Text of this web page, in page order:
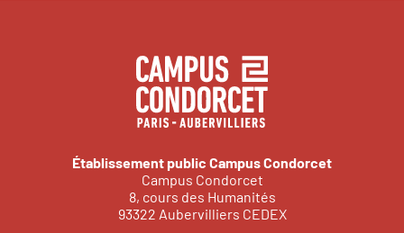
Établissement public Campus Condorcet
Campus Condorcet
8, cours des Humanités
93322 Aubervilliers CEDEX